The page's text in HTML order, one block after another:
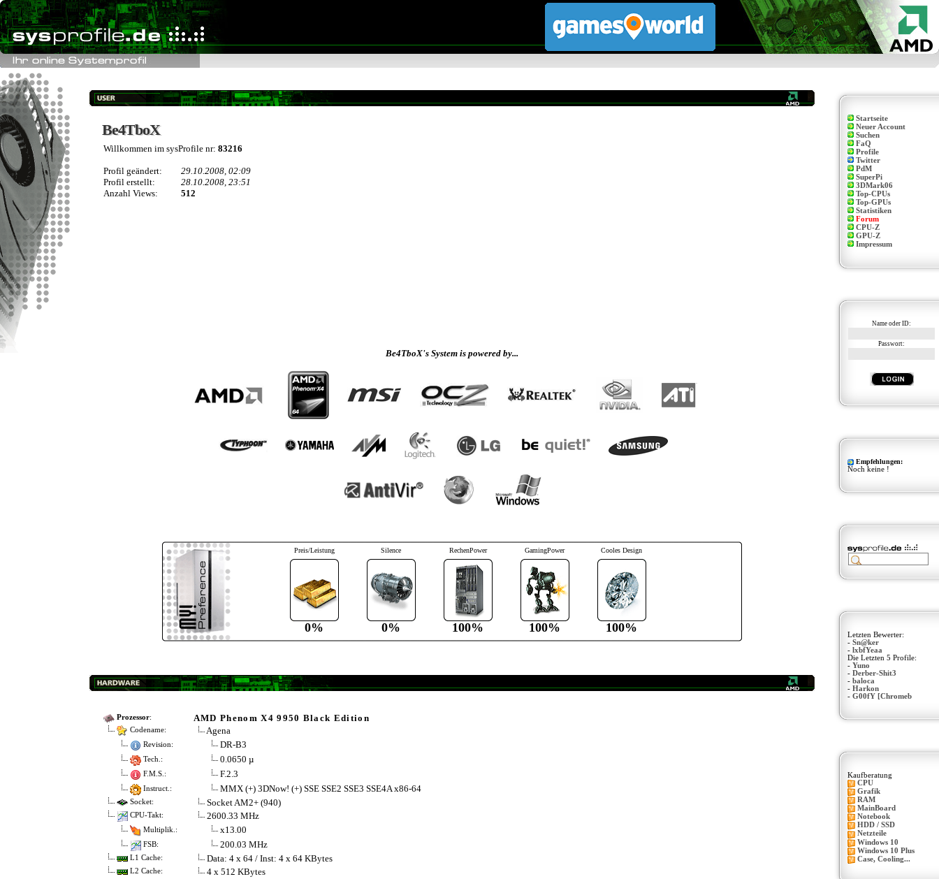
Be4TboX
Be4TboX
Willkommen im sysProfile nr: 83216
Profil geändert:
29.10.2008, 02:09
Profil erstellt:
28.10.2008, 23:51
Anzahl Views:
512
Be4TboX's System is powered by...
Preis/Leistung
0%
Silence
0%
RechenPower
100%
GamingPower
100%
Cooles Design
100%
Prozessor: AMD Phenom X4 9950 Black Edition
Codename: Agena
Revision: DR-B3
Tech.: 0.0650 µ
F.M.S.: F.2.3
Instruct.: MMX (+) 3DNow! (+) SSE SSE2 SSE3 SSE4A x86-64
Socket: Socket AM2+ (940)
CPU-Takt: 2600.33 MHz
Multiplik.: x13.00
FSB: 200.03 MHz
L1 Cache: Data: 4 x 64 / Inst: 4 x 64 KBytes
L2 Cache: 4 x 512 KBytes
Startseite
Neuer Account
Suchen
FaQ
Profile
Twitter
PdM
SuperPi
3DMark06
Top-CPUs
Top-GPUs
Statistiken
Forum
CPU-Z
GPU-Z
Impressum
Name oder ID:
Passwort:
Empfehlungen:
Noch keine !
Letzten Bewerter:
- Sn@ker
- lxbfYeaa
Die Letzten 5 Profile:
- Yuno
- Derber-Shit3
- baloca
- Harkon
- G00fY [Chromeb
Kaufberatung
CPU
Grafik
RAM
MainBoard
Notebook
HDD / SSD
Netzteile
Windows 10
Windows 10 Plus
Case, Cooling...